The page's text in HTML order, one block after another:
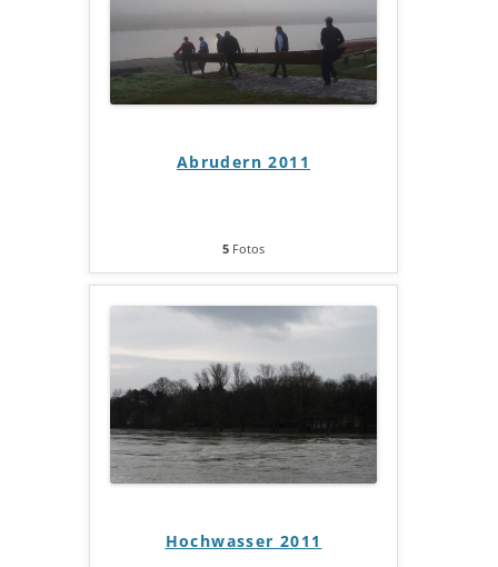
Abrudern 2011
5 Fotos
Hochwasser 2011